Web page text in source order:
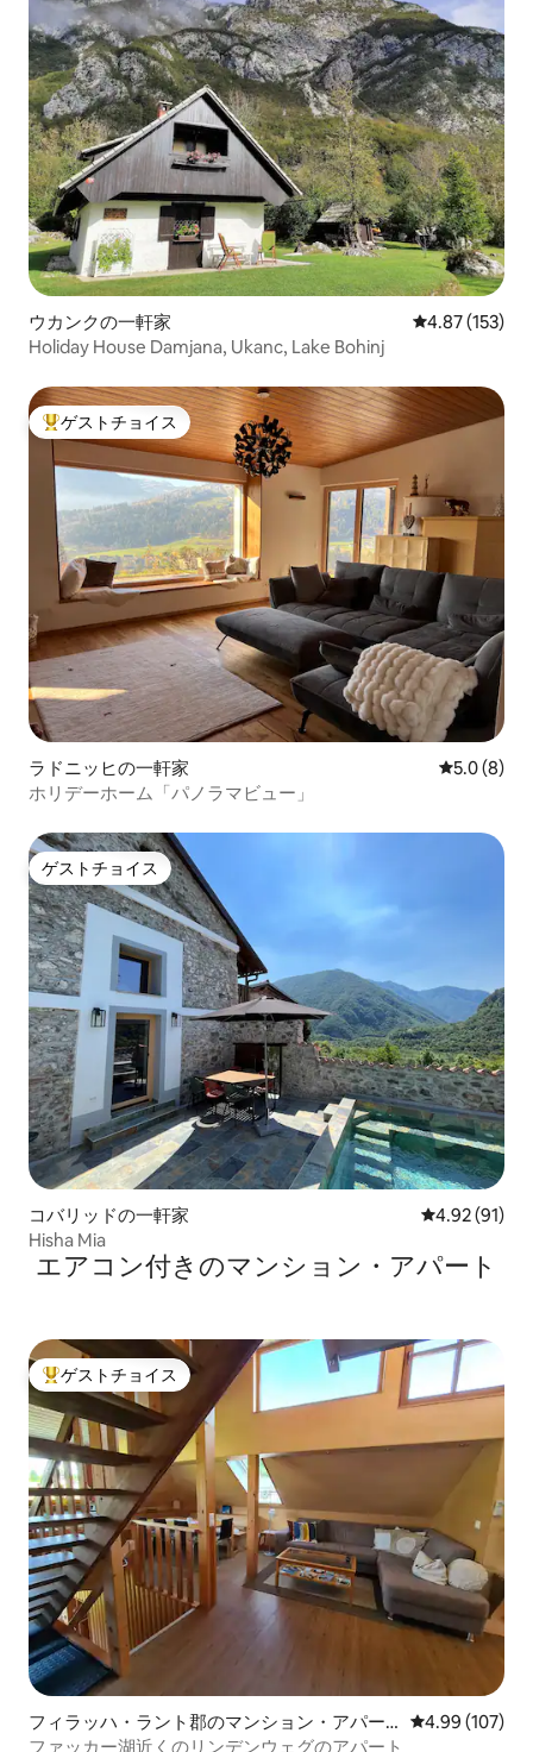
ウカンクの一軒家 レビュー153
4.87 (153)
Holiday House Damjana, Ukanc, Lake Bohinj
大好評のゲストチョイスです。
ゲストチョイス
ラドニッヒの一軒家 レビュー8
5.0 (8)
ホリデーホーム「パノラマビュー」
ゲストチョイス
ゲストチョイス
コバリッドの一軒家 レビュー91
4.92 (91)
Hisha Mia
エアコン付きのマンション・アパート
大好評のゲストチョイスです。
ゲストチョイス
フィラッハ・ラント郡のマンション・アパー
ト
レビュー107
4.99 (107)
ファッカー湖近くのリンデンウェグのアパート